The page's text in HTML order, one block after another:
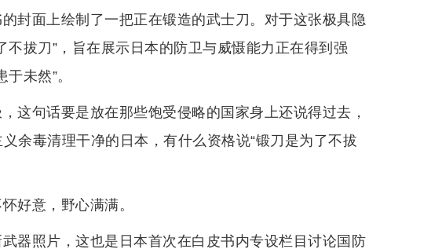
封面上绘制了一把正在锻造的武士刀。对于这张极具隐
拔刀”，旨在展示日本的防卫与威慑能力正在得到强
未然”。
这句话要是放在那些饱受侵略的国家身上还说得过去，
余毒清理干净的日本，有什么资格说“锻刀是为了不拔
好意，野心满满。
器照片，这也是日本首次在白皮书内专设栏目讨论国防